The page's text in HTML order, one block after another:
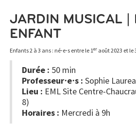
JARDIN MUSICAL |
ENFANT
Enfants 2 à 3 ans : né⋅e⋅s entre le 1er août 2023 et le
Durée : 50 min
Professeur⋅e⋅s : Sophie
Lieu : EML Site Centre-
8)
Horaires : Mercredi à 9h